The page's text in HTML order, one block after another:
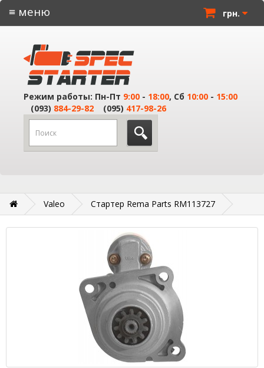
грн.
≡ меню
Режим работы: Пн-Пт 9:00 - 18:00, Сб 10:00 - 15:00
(093) 884-29-82 (095) 417-98-26
Valeo Стартер Rema Parts RM113727